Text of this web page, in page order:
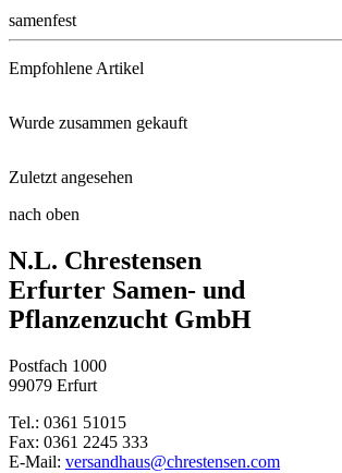
samenfest
Empfohlene Artikel
Multikraft Roots
Wurde zusammen gekauft
Stabtomate Harzfeuer, F1
Anzuchttöpfe 18 Stück, 8 cm ru ...
Zuletzt angesehen
Buschtomate Gartenperle
nach oben
N.L. Chrestensen
Erfurter Samen- und
Pflanzenzucht GmbH
Postfach 1000
99079 Erfurt
Tel.: 0361 51015
Fax: 0361 2245 333
E-Mail: versandhaus@chrestensen.com